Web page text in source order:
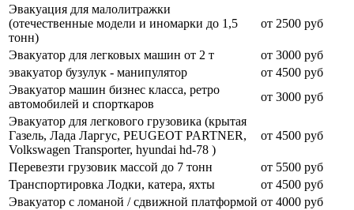
Эвакуация для малолитражки
(отечественные модели и иномарки до 1,5
тонн)
от 2500 руб
Эвакуатор для легковых машин от 2 т
от 3000 руб
эвакуатор бузулук - манипулятор
от 4500 руб
Эвакуатор машин бизнес класса, ретро
автомобилей и спорткаров
от 3000 руб
Эвакуатор для легкового грузовика (крытая
Газель, Лада Ларгус, PEUGEOT PARTNER,
Volkswagen Transporter, hyundai hd-78 )
от 4500 руб
Перевезти грузовик массой до 7 тонн
от 5500 руб
Транспортировка Лодки, катера, яхты
от 4500 руб
Эвакуатор c ломаной / сдвижной платформой от 4000 руб